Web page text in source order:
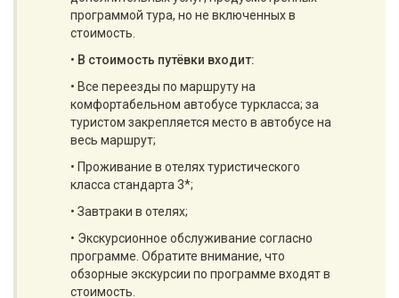
программой тура, но не включенных в
стоимость.
• В стоимость путёвки входит:
• Все переезды по маршруту на
комфортабельном автобусе туркласса; за
туристом закрепляется место в автобусе на
весь маршрут;
• Проживание в отелях туристического
класса стандарта 3*;
• Завтраки в отелях;
• Экскурсионное обслуживание согласно
программе. Обратите внимание, что
обзорные экскурсии по программе входят в
стоимость.